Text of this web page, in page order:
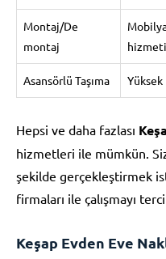
Montaj/De
montaj
hizmeti
Asansörlü Taşıma Yüksek
Hepsi ve daha fazlası
hizmetleri ile mümkün.
şekilde gerçekleştirmek
firmaları ile çalışmayı
Keşap Evden Eve